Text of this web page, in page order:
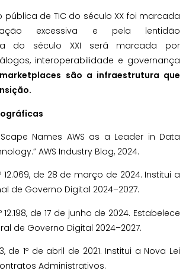
de TIC do século XX foi marcada
excessiva e pela lentidão
a do século XXI será marcada por
interoperabilidade e governança
são a infraestrutura que
Names AWS as a Leader in Data
AWS Industry Blog, 2024.
12.069, de 28 de março de 2024. Institui a
de Governo Digital 2024–2027.
12.198, de 17 de junho de 2024. Estabelece
de Governo Digital 2024–2027.
de 1º de abril de 2021. Institui a Nova Lei
Administrativos.